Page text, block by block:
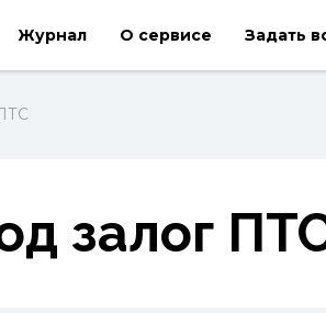
Журнал О сервисе Задать
залог